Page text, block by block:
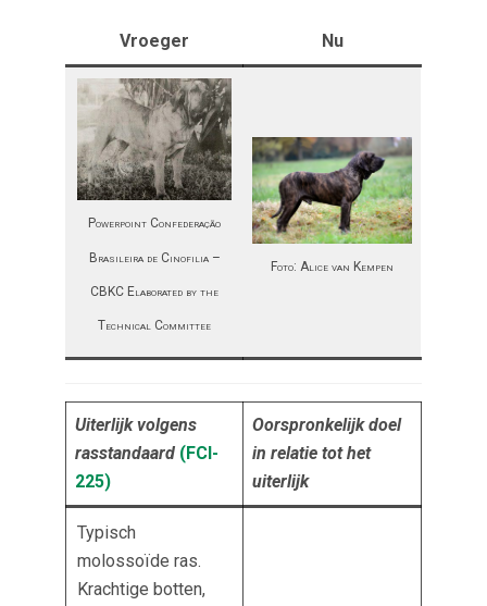
Vroeger Nu
Powerpoint Confederação
Brasileira de Cinofilia –
CBKC Elaborated by the
Technical Committee
Foto: Alice van Kempen
Uiterlijk volgens
rasstandaard (FCI-
225)
Oorspronkelijk doel
in relatie tot het
uiterlijk
Typisch
molossoïde ras.
Krachtige botten,